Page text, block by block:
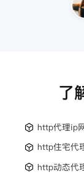
小美同
了
http代理ip
http住宅代
http动态代